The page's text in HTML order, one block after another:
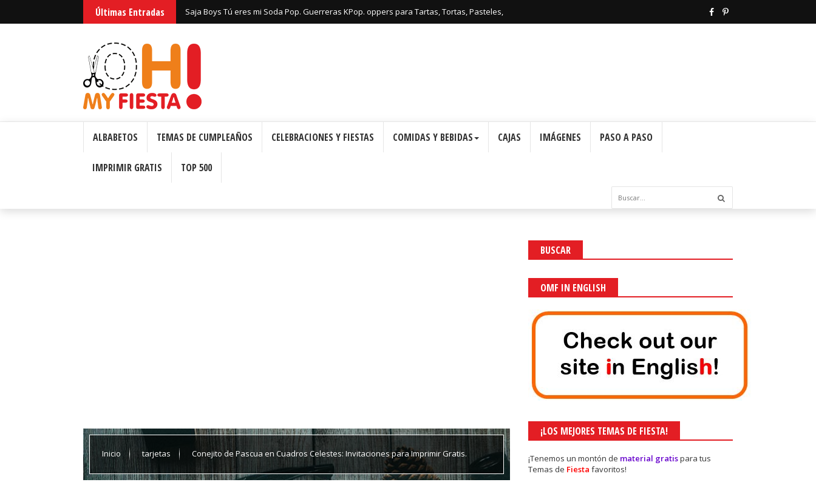
Últimas Entradas
Bizcochos o Cakes para Imprimir Gratis.
Huntrix Guerreras Kpop: Cajas con Forma de Corona para Imprimir Gratis.
ALBABETOS TEMAS DE CUMPLEAÑOS CELEBRACIONES Y FIESTAS COMIDAS Y BEBIDAS CAJAS IMÁGENES PASO A PASO
IMPRIMIR GRATIS TOP 500
Inicio tarjetas Conejito de Pascua en Cuadros Celestes: Invitaciones para Imprimir Gratis.
BUSCAR
OMF IN ENGLISH
¡LOS MEJORES TEMAS DE FIESTA!
¡Tenemos un montón de material gratispara tus
Temas de Fiestafavoritos!